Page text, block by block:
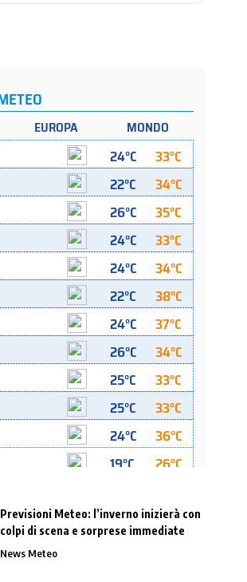
Previsioni Meteo: l’inverno inizierà con
colpi di scena e sorprese immediate
News Meteo